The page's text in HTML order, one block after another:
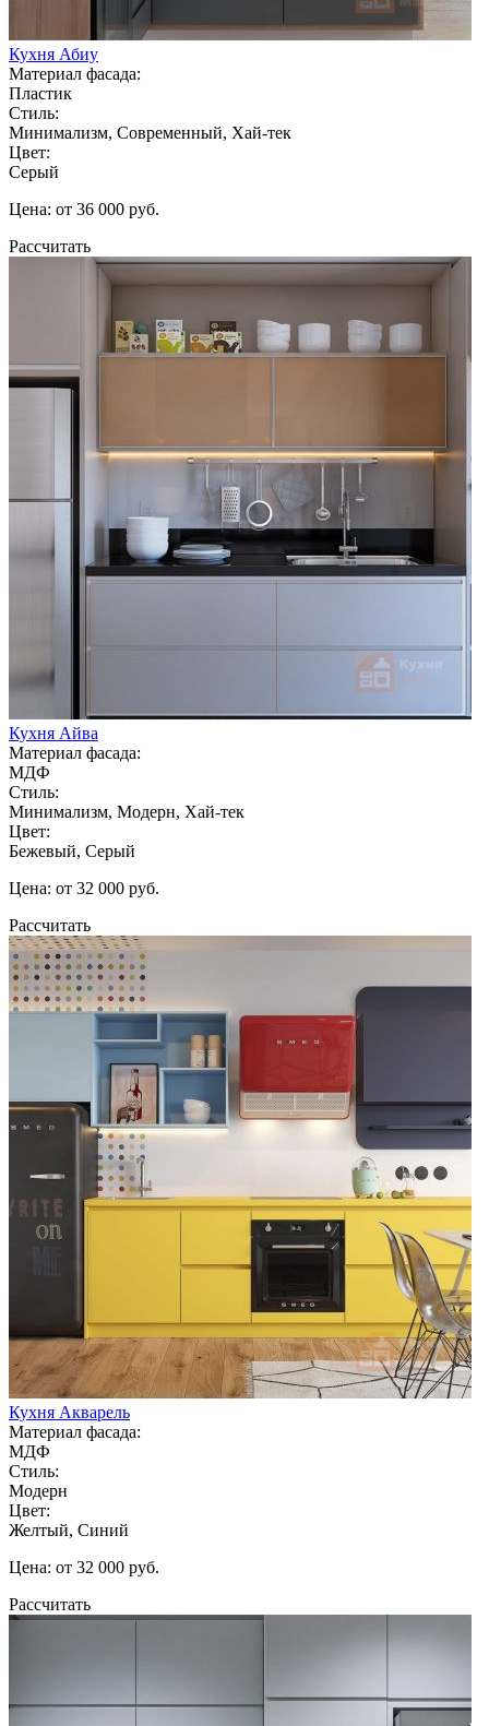
Кухня Абиу
Материал фасада:
Пластик
Стиль:
Минимализм, Современный, Хай-тек
Цвет:
Серый
Цена: от 36 000 руб.
Рассчитать
Кухня Айва
Материал фасада:
МДФ
Стиль:
Минимализм, Модерн, Хай-тек
Цвет:
Бежевый, Серый
Цена: от 32 000 руб.
Рассчитать
Кухня Акварель
Материал фасада:
МДФ
Стиль:
Модерн
Цвет:
Желтый, Синий
Цена: от 32 000 руб.
Рассчитать